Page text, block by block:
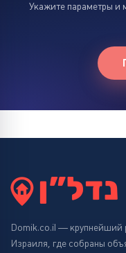
Укажите параметры и
Domik.co.il — крупнейший
Израиля, где собраны